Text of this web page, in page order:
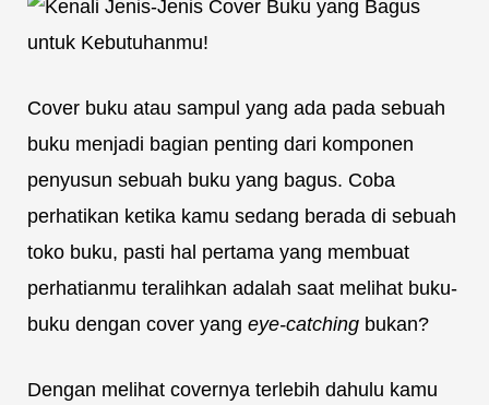
Cover buku atau sampul yang ada pada sebuah
buku menjadi bagian penting dari komponen
penyusun sebuah buku yang bagus. Coba
perhatikan ketika kamu sedang berada di sebuah
toko buku, pasti hal pertama yang membuat
perhatianmu teralihkan adalah saat melihat buku-
buku dengan cover yang eye-catching bukan?
Dengan melihat covernya terlebih dahulu kamu